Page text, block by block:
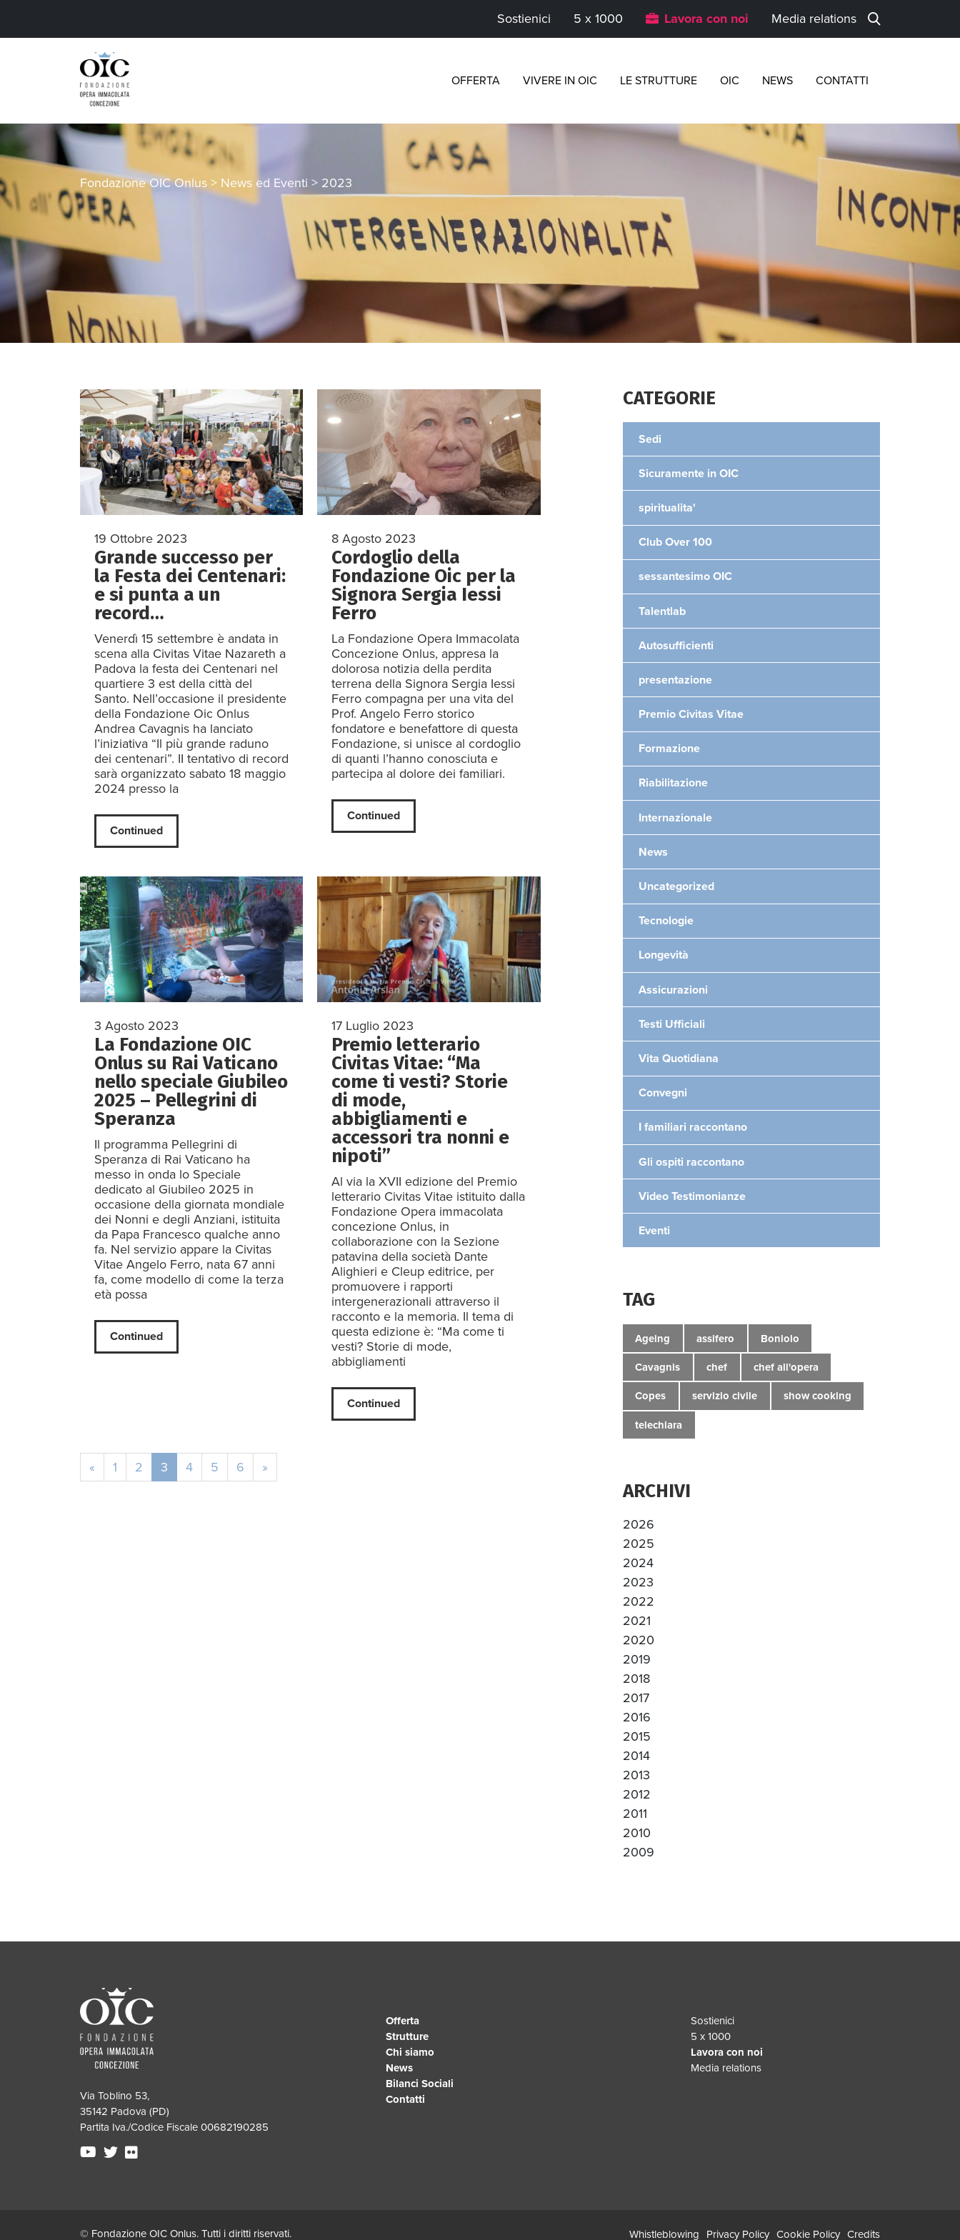
Sostienici 5 x 1000 Lavora con noi Media relations
OFFERTA VIVERE IN OIC LE STRUTTURE OIC NEWS CONTATTI
Fondazione OIC Onlus > News ed Eventi > 2023
19 Ottobre 2023
Grande successo per
la Festa dei Centenari:
e si punta a un
record…
Venerdì 15 settembre è andata in
scena alla Civitas Vitae Nazareth a
Padova la festa dei Centenari nel
quartiere 3 est della città del
Santo. Nell’occasione il presidente
della Fondazione Oic Onlus
Andrea Cavagnis ha lanciato
l’iniziativa “Il più grande raduno
dei centenari”. II tentativo di record
sarà organizzato sabato 18 maggio
2024 presso la
Continued
8 Agosto 2023
Cordoglio della
Fondazione Oic per la
Signora Sergia Iessi
Ferro
La Fondazione Opera Immacolata
Concezione Onlus, appresa la
dolorosa notizia della perdita
terrena della Signora Sergia Iessi
Ferro compagna per una vita del
Prof. Angelo Ferro storico
fondatore e benefattore di questa
Fondazione, si unisce al cordoglio
di quanti l’hanno conosciuta e
partecipa al dolore dei familiari.
Continued
3 Agosto 2023
La Fondazione OIC
Onlus su Rai Vaticano
nello speciale Giubileo
2025 – Pellegrini di
Speranza
Il programma Pellegrini di
Speranza di Rai Vaticano ha
messo in onda lo Speciale
dedicato al Giubileo 2025 in
occasione della giornata mondiale
dei Nonni e degli Anziani, istituita
da Papa Francesco qualche anno
fa. Nel servizio appare la Civitas
Vitae Angelo Ferro, nata 67 anni
fa, come modello di come la terza
età possa
Continued
17 Luglio 2023
Premio letterario
Civitas Vitae: “Ma
come ti vesti? Storie
di mode,
abbigliamenti e
accessori tra nonni e
nipoti”
Al via la XVII edizione del Premio
letterario Civitas Vitae istituito dalla
Fondazione Opera immacolata
concezione Onlus, in
collaborazione con la Sezione
patavina della società Dante
Alighieri e Cleup editrice, per
promuovere i rapporti
intergenerazionali attraverso il
racconto e la memoria. Il tema di
questa edizione è: “Ma come ti
vesti? Storie di mode,
abbigliamenti
Continued
« 1 2 3 4 5 6 »
CATEGORIE
Sedi
Sicuramente in OIC
spiritualita'
Club Over 100
sessantesimo OIC
Talentlab
Autosufficienti
presentazione
Premio Civitas Vitae
Formazione
Riabilitazione
Internazionale
News
Uncategorized
Tecnologie
Longevità
Assicurazioni
Testi Ufficiali
Vita Quotidiana
Convegni
I familiari raccontano
Gli ospiti raccontano
Video Testimonianze
Eventi
TAG
Ageing assifero Boniolo
Cavagnis chef chef all'opera
Copes servizio civile show cooking
telechiara
ARCHIVI
2026
2025
2024
2023
2022
2021
2020
2019
2018
2017
2016
2015
2014
2013
2012
2011
2010
2009
Via Toblino 53,
35142 Padova (PD)
Partita Iva./Codice Fiscale 00682190285
Offerta
Strutture
Chi siamo
News
Bilanci Sociali
Contatti
Sostienici
5 x 1000
Lavora con noi
Media relations
© Fondazione OIC Onlus. Tutti i diritti riservati. Whistleblowing Privacy Policy Cookie Policy Credits